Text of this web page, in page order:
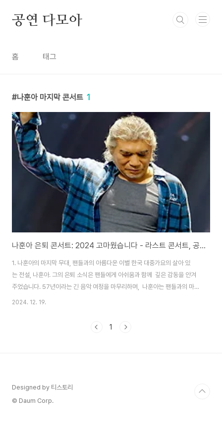
공연 다모아
홈 태그
나훈아 마지막 콘서트 1
나훈아 은퇴 콘서트: 2024 고마웠습니다 - 라스트 콘서트, 공연 정보 총정리
1. 나훈아의 마지막 무대, 팬들과의 아름다운 이별 한국 대중가요의 살아 있
는 전설, 나훈아. 그의 은퇴 소식은 팬들에게 아쉬움과 함께 깊은 감동을 안겨
주었습니다. 57년이라는 긴 음악 여정을 마무리하며, 나훈아는 팬들과의 마지
막 시간을 준비했습니다. ‘2024 고마웠습니다 - 라스트 콘서트’라는 이름으
재 전국을 뜨겁게 달구고 있는 이번 공연은 단순한 콘서트를 넘어, 나훈아의 음
2024. 12. 19.
1
Designed by 티스토리
© Daum Corp.